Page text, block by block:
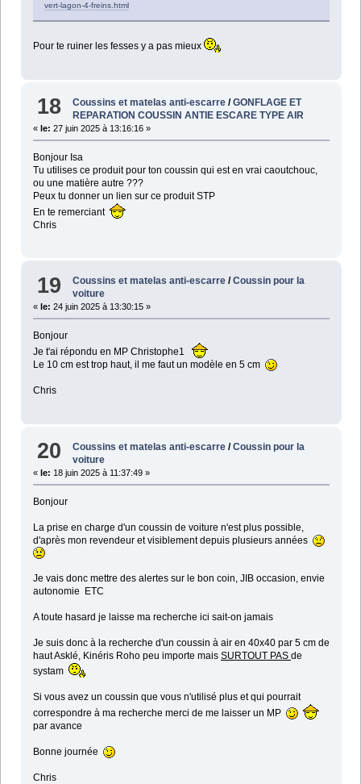
vert-lagon-4-freins.html
Pour te ruiner les fesses y a pas mieux
18 Coussins et matelas anti-escarre /GONFLAGE ET
REPARATION COUSSIN ANTIE ESCARE TYPE AIR
« le: 27 juin 2025 à 13:16:16 »
Bonjour Isa
Tu utilises ce produit pour ton coussin qui est en vrai caoutchouc,
ou une matière autre ???
Peux tu donner un lien sur ce produit STP
En te remerciant
Chris
19 Coussins et matelas anti-escarre /Coussin pour la
voiture
« le: 24 juin 2025 à 13:30:15 »
Bonjour
Je t'ai répondu en MP Christophe1
Le 10 cm est trop haut, il me faut un modèle en 5 cm
Chris
20 Coussins et matelas anti-escarre /Coussin pour la
voiture
« le: 18 juin 2025 à 11:37:49 »
Bonjour
La prise en charge d'un coussin de voiture n'est plus possible,
d'après mon revendeur et visiblement depuis plusieurs années
Je vais donc mettre des alertes sur le bon coin, JIB occasion, envie
autonomie ETC
A toute hasard je laisse ma recherche ici sait-on jamais
Je suis donc à la recherche d'un coussin à air en 40x40 par 5 cm de
haut Asklé, Kinéris Roho peu importe mais SURTOUT PAS de
systam
Si vous avez un coussin que vous n'utilisé plus et qui pourrait
correspondre à ma recherche merci de me laisser un MP
par avance
Bonne journée
Chris